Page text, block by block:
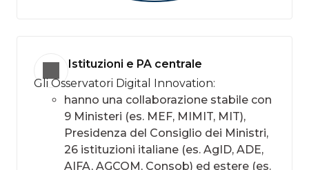
Istituzioni e PA centrale
Gli Osservatori Digital Innovation:
hanno una collaborazione stabile con
9 Ministeri (es. MEF, MIMIT, MIT),
Presidenza del Consiglio dei Ministri,
26 istituzioni italiane (es. AgID, ADE,
AIFA, AGCOM, Consob) ed estere (es.